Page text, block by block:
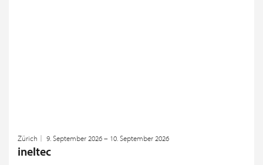
Zürich 9. September 2026 – 10. September 2026
ineltec